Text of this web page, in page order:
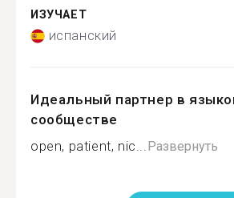
ИЗУЧАЕТ
испанский
Идеальный партнер в
сообществе
open, patient, nic...Развернуть